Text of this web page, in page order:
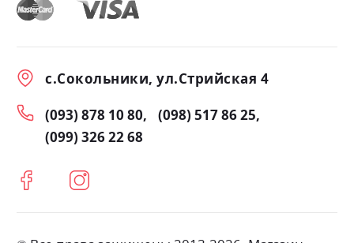
с.Сокольники, ул.Стрийская 4
(093) 878 10 80
(098) 517 86 25
(099) 326 22 68